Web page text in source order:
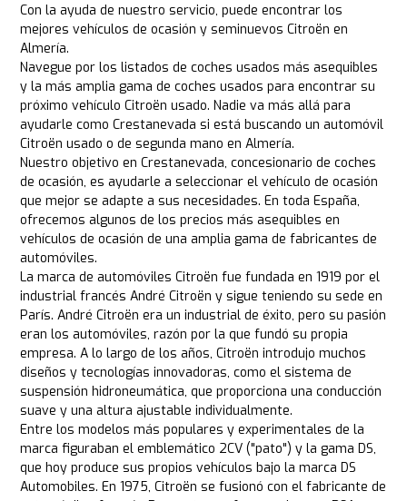
Con la ayuda de nuestro servicio, puede encontrar los
mejores vehículos de ocasión y seminuevos Citroën en
Almería.
Navegue por los listados de coches usados más asequibles
y la más amplia gama de coches usados para encontrar su
próximo vehículo Citroën usado. Nadie va más allá para
ayudarle como Crestanevada si está buscando un automóvil
Citroën usado o de segunda mano en Almería.
Nuestro objetivo en Crestanevada, concesionario de coches
de ocasión, es ayudarle a seleccionar el vehículo de ocasión
que mejor se adapte a sus necesidades. En toda España,
ofrecemos algunos de los precios más asequibles en
vehículos de ocasión de una amplia gama de fabricantes de
automóviles.
La marca de automóviles Citroën fue fundada en 1919 por el
industrial francés André Citroën y sigue teniendo su sede en
París. André Citroën era un industrial de éxito, pero su pasión
eran los automóviles, razón por la que fundó su propia
empresa. A lo largo de los años, Citroën introdujo muchos
diseños y tecnologías innovadoras, como el sistema de
suspensión hidroneumática, que proporciona una conducción
suave y una altura ajustable individualmente.
Entre los modelos más populares y experimentales de la
marca figuraban el emblemático 2CV ("pato") y la gama DS,
que hoy produce sus propios vehículos bajo la marca DS
Automobiles. En 1975, Citroën se fusionó con el fabricante de